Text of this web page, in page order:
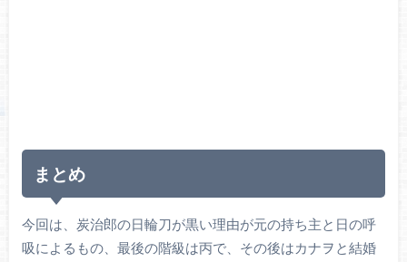
まとめ
今回は、炭治郎の日輪刀が黒い理由が元の持ち主と日の呼
吸によるもの、最後の階級は丙で、その後はカナヲと結婚